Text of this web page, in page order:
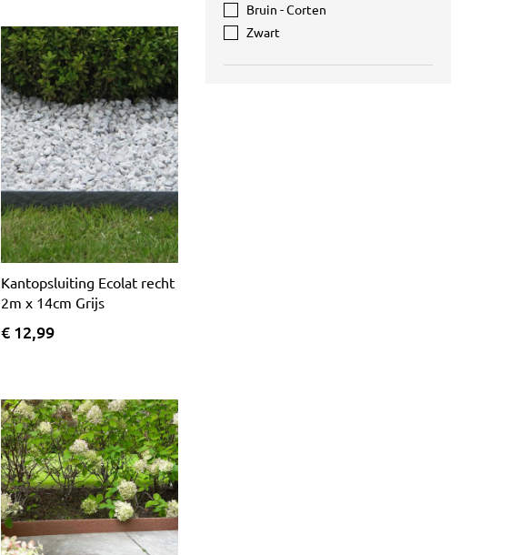
Kantopsluiting Ecolat recht
2m x 14cm Grijs
€ 12,99
Bruin - Corten
Zwart